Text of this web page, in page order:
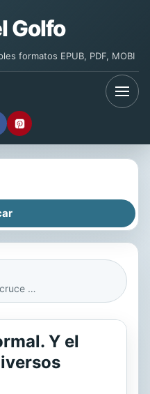
Golfo
formatos EPUB, PDF, MOBI
Una familia anormal. Y el cruce de los universos
Y el